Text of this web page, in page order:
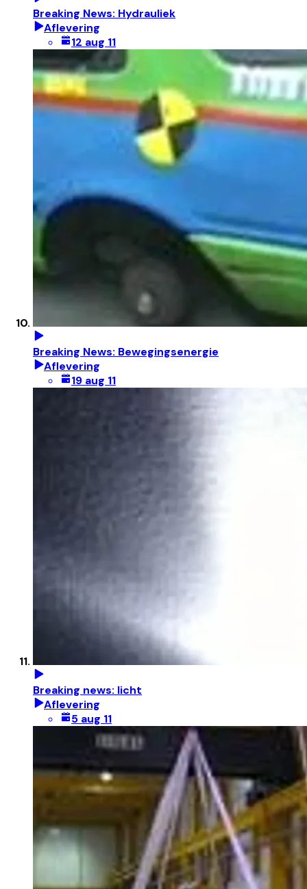
Breaking News: Hydrauliek
Aflevering
12 aug 11
Breaking News: Bewegingsenergie
Aflevering
19 aug 11
Breaking news: licht
Aflevering
5 aug 11